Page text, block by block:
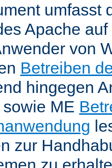
umfasst
Apache
von
Betreiben
hingegen
ME
zur